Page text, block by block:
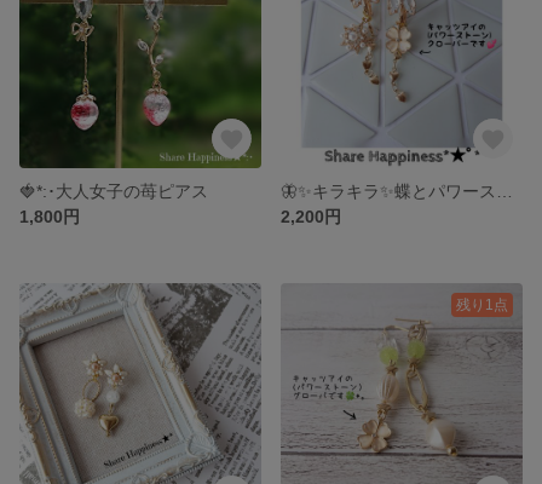
🍓*:･大人女子の苺ピアス
1,800円
2,200円
残り1点